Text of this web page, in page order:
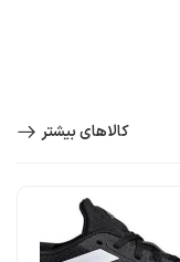
کالاهای بیشتر